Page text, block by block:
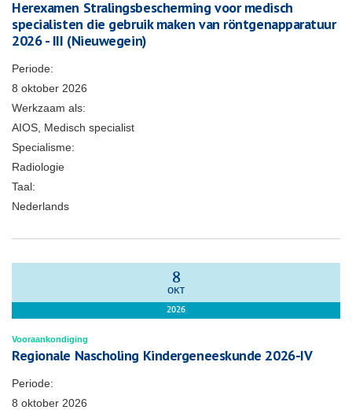
Herexamen Stralingsbescherming voor medisch
specialisten die gebruik maken van röntgenapparatuur
2026 - III (Nieuwegein)
Periode:
8 oktober 2026
Werkzaam als:
AIOS, Medisch specialist
Specialisme:
Radiologie
Taal:
Nederlands
8
OKT
2026
Vooraankondiging
Regionale Nascholing Kindergeneeskunde 2026-IV
Periode:
8 oktober 2026